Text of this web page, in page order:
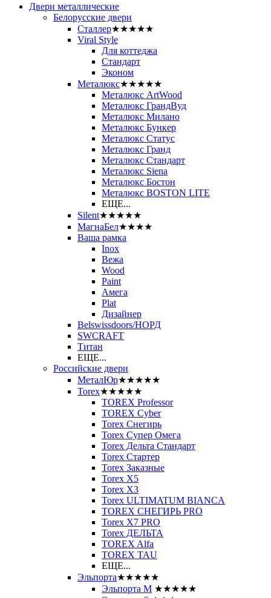
Двери металлические
Белорусские двери
Сталлер★★★★★
Viral Style
Для коттеджа
Стандарт
Эконом
Металюкс★★★★★
Металюкс ArtWood
Металюкс ГрандВуд
Металюкс Милано
Металюкс Бункер
Металюкс Статус
Металюкс Гранд
Металюкс Стандарт
Металюкс Siena
Металюкс Бостон
Металюкс BOSTON LITE
ЕЩЕ...
Silent★★★★★
МагнаБел★★★★
Ваша рамка
Inox
Вежа
Wood
Paint
Амега
Plat
Дизайнер
Belswissdoors/НОРД
SWCRAFT
Титан
ЕЩЕ...
Российские двери
МеталЮр★★★★★
Torex★★★★★
TOREX Professor
TOREX Cyber
Torex Снегирь
Torex Супер Омега
Torex Дельта Стандарт
Torex Стартер
Torex Заказные
Torex Х5
Torex Х3
Torex ULTIMATUM BIANCA
TOREX СНЕГИРЬ PRO
Torex X7 PRO
Torex ДЕЛЬТА
TOREX Alfa
TOREX TAU
ЕЩЕ...
Эльпорта★★★★★
Эльпорта M ★★★★★